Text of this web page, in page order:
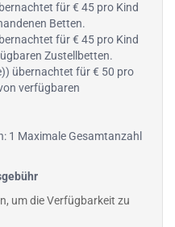
für € 45 pro Kind
Betten.
für € 45 pro Kind
Zustellbetten.
übernachtet für € 50 pro
verfügbaren
1 Maximale Gesamtanzahl
um die Verfügbarkeit zu